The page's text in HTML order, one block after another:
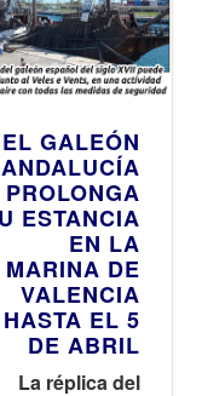
VALENCIA
HASTA EL 5
DE ABRIL
La réplica del
galeón español
del siglo XVII
puede visitarse
junto al Veles e
Vents, en una
actividad
familiar al aire
con todas las
medidas de
seguridad
Eventos